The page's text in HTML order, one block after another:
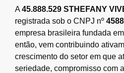
A45.888.529 STHEFANY
registrada sob o CNPJ nº
empresa brasileira fundada em
então, vem contribuindo
crescimento do setor em que
seriedade, compromisso com